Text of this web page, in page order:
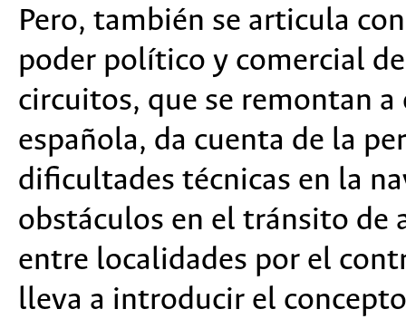
Pero, también se articula
poder político y comercial
circuitos, que se remontan a
española, da cuenta de la
dificultades técnicas en la
obstáculos en el tránsito de
entre localidades por el
lleva a introducir el